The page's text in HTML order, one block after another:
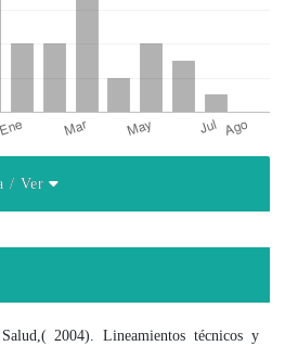
/ Ver
2004). Lineamientos técnicos y